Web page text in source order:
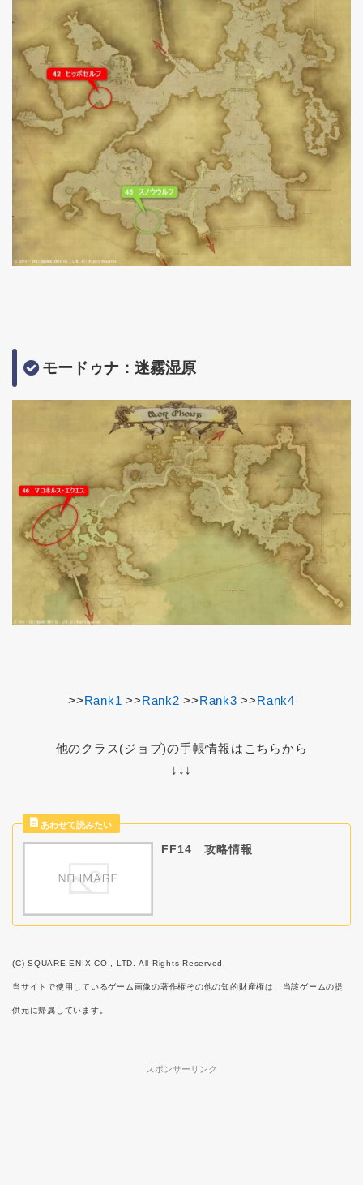
モードゥナ：迷霧湿原
>> Rank1 >> Rank2 >> Rank3 >> Rank4
他のクラス(ジョブ)の手帳情報はこちらから
↓↓↓
FF14 攻略情報
(C) SQUARE ENIX CO., LTD. All Rights Reserved.
当サイトで使用しているゲーム画像の著作権その他の知的財産権は、当該ゲームの提
供元に帰属しています。
スポンサーリンク